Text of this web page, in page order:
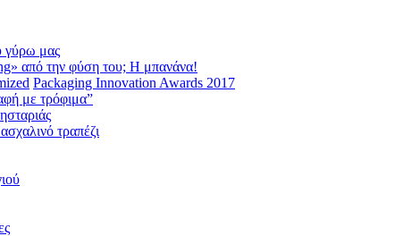
γύρω μας
από την φύση του; Η μπανάνα!
Packaging Innovation Awards 2017
με τρόφιμα”
τραπέζι